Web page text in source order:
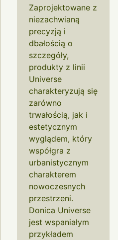
Zaprojektowane z
niezachwianą
precyzją i
dbałością o
szczegóły,
produkty z linii
Universe
charakteryzują się
zarówno
trwałością, jak i
estetycznym
wyglądem, który
współgra z
urbanistycznym
charakterem
nowoczesnych
przestrzeni.
Donica Universe
jest wspaniałym
przykładem